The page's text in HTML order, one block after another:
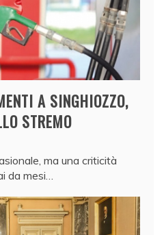
A SINGHIOZZO,
STREMO
ma una criticità
da mesi…